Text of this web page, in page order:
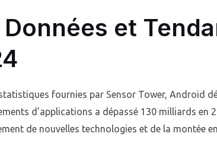
Données et
fournies par Sensor Tower, Android
d’applications a dépassé 130 milliards
de nouvelles technologies et de la montée